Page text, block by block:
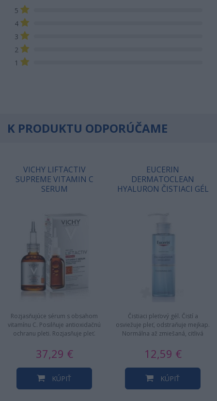
5
4
3
2
1
K PRODUKTU ODPORÚČAME
VICHY LIFTACTIV
SUPREME VITAMIN C
SERUM
Rozjasňujúce sérum s obsahom
vitamínu C. Posilňuje antioxidačnú
ochranu pleti. Rozjasňuje pleť.
37,29 €
KÚPIŤ
EUCERIN
DERMATOCLEAN
HYALURON ČISTIACI GÉL
Čistiaci pleťový gél. Čistí a
osviežuje pleť, odstraňuje mejkap.
Normálna až zmiešaná, citlivá
12,59 €
KÚPIŤ